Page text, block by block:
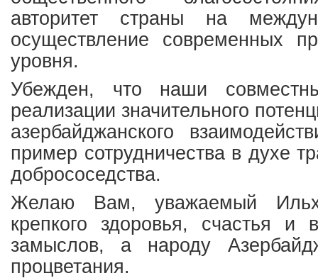
авторитет страны на
осуществление современных
уровня.
Убежден, что наши
реализации значительного
азербайджанского
пример сотрудничества в духе
добрососедства.
Желаю Вам, уважаемый
крепкого здоровья, счастья и
замыслов, а народу
процветания.